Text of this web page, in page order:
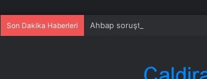
Son Dakika Haberleri Ahbap soruşturmasında iş